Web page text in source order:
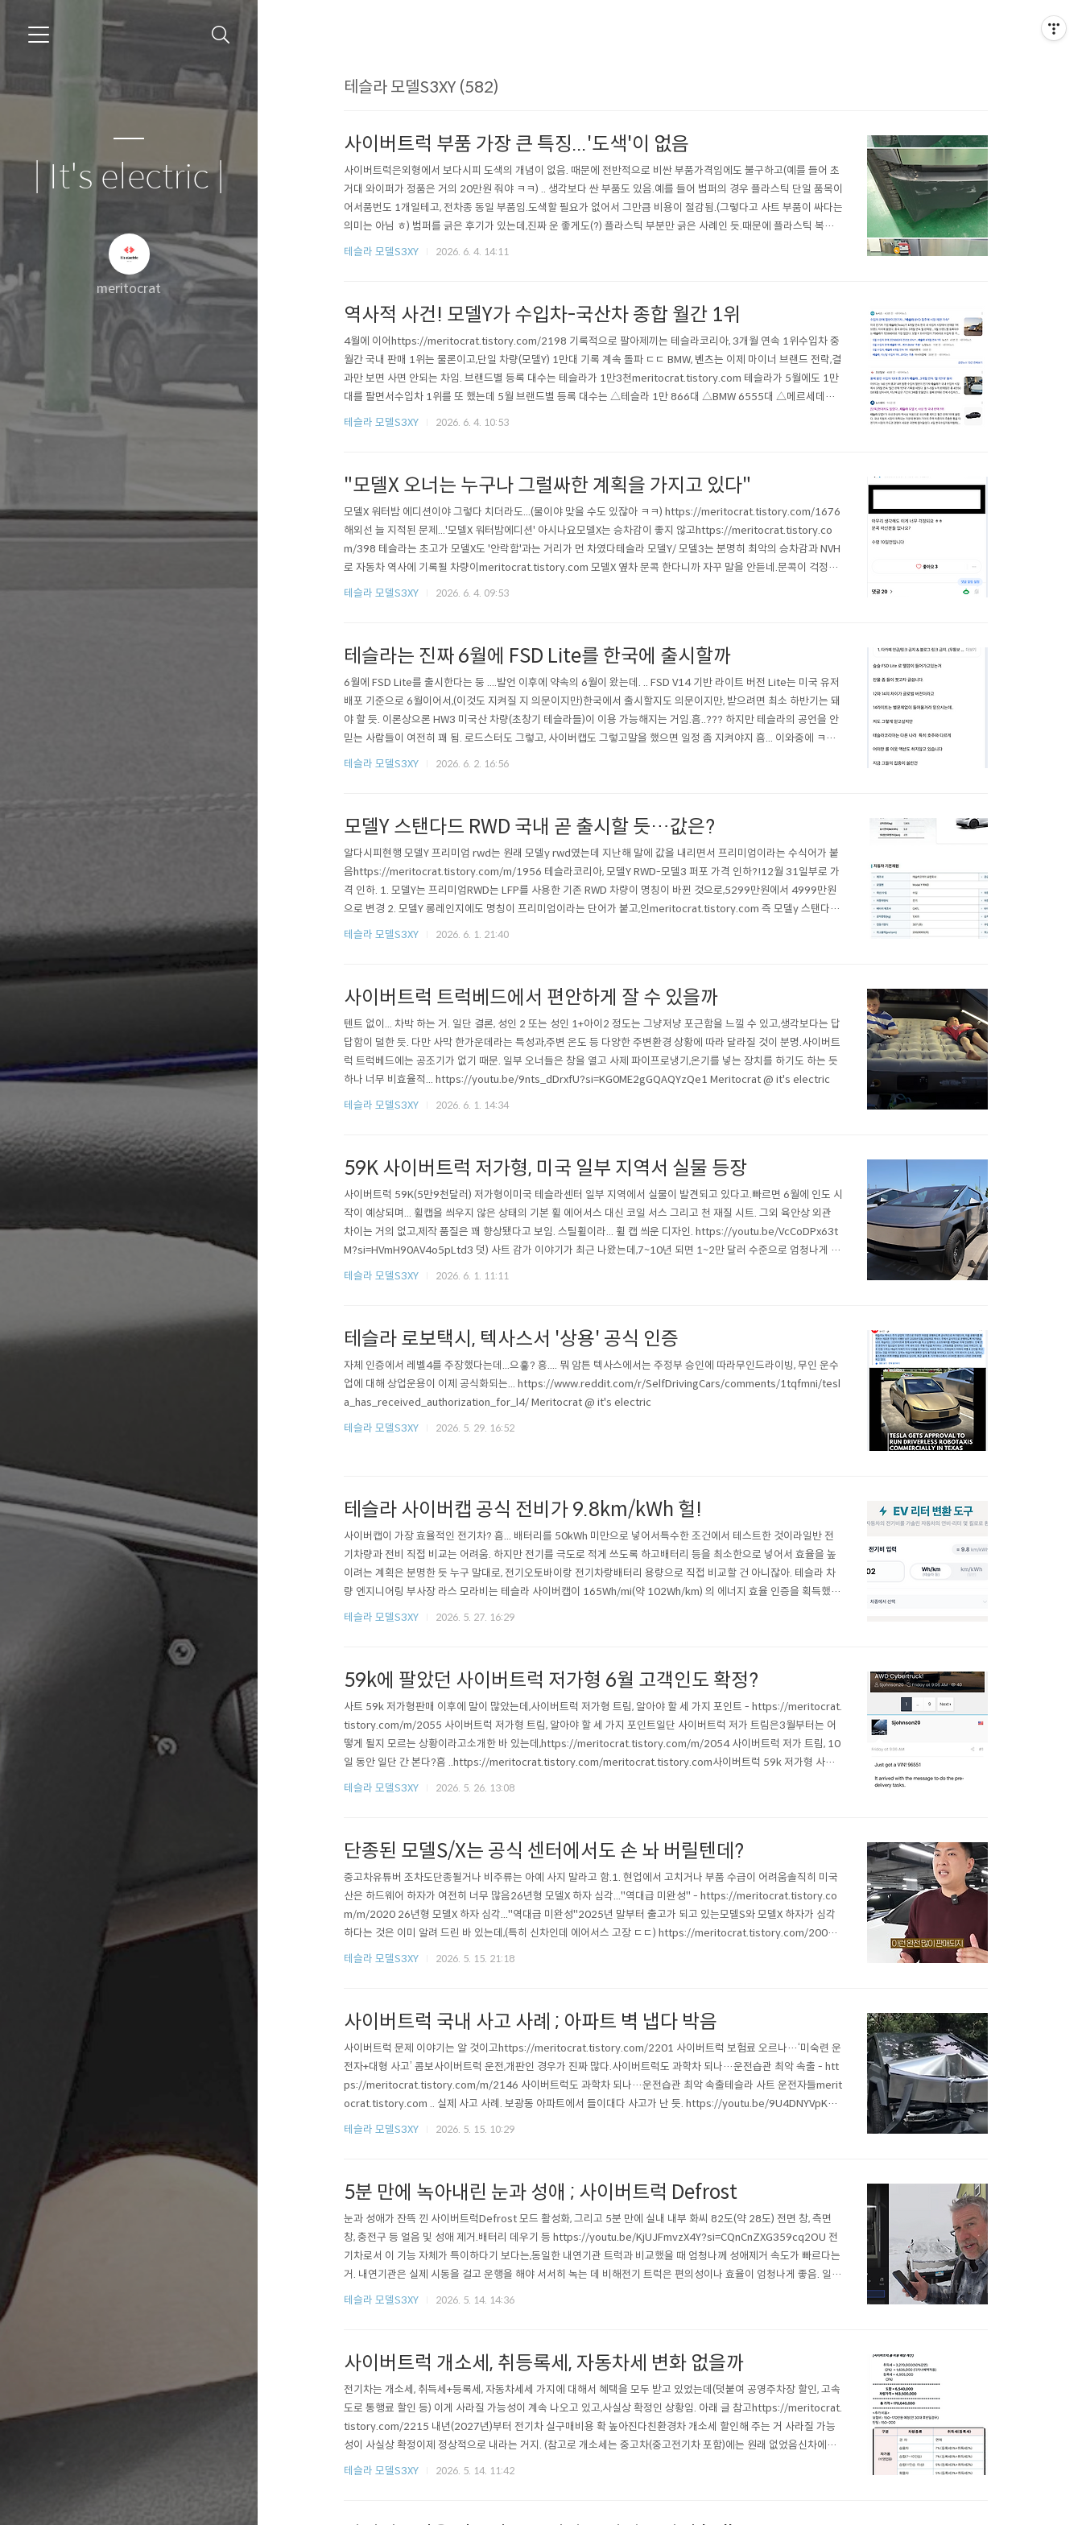
| It's electric |
meritocrat
테슬라 모델S3XY (582)
사이버트럭 부품 가장 큰 특징...'도색'이 없음
사이버트럭은외형에서 보다시피 도색의 개념이 없음. 때문에 전반적으로 비싼 부품가격임에도 불구하고(예를 들어 초
거대 와이퍼가 정품은 거의 20만원 줘야 ㅋㅋ) .. 생각보다 싼 부품도 있음.예를 들어 범퍼의 경우 플라스틱 단일 품목이
어서품번도 1개일테고, 전차종 동일 부품임.도색할 필요가 없어서 그만큼 비용이 절감됨.(그렇다고 사트 부품이 싸다는
의미는 아님 ㅎ) 범퍼를 긁은 후기가 있는데,진짜 운 좋게도(?) 플라스틱 부분만 긁은 사례인 듯.때문에 플라스틱 복원
으로 해결이 가능할 것으로 보임. 처음에는 범퍼를 교체할 생각이었던 것 같은데,비용이 진짜 ㅋㅋ https://blog.nave
테슬라 모델S3XY 2026. 6. 4. 14:11
역사적 사건! 모델Y가 수입차-국산차 종합 월간 1위
4월에 이어https://meritocrat.tistory.com/2198 기록적으로 팔아제끼는 테슬라코리아, 3개월 연속 1위수입차 중
월간 국내 판매 1위는 물론이고,단일 차량(모델Y) 1만대 기록 계속 돌파 ㄷㄷ BMW, 벤츠는 이제 마이너 브랜드 전락,결
과만 보면 사면 안되는 차임. 브랜드별 등록 대수는 테슬라가 1만3천meritocrat.tistory.com 테슬라가 5월에도 1만
대를 팔면서수입차 1위를 또 했는데 5월 브랜드별 등록 대수는 △테슬라 1만 866대 △BMW 6555대 △메르세데스-
벤츠 3553대 △아우디 1509대 △렉서스 1291대 △볼보 1058대 △BYD 1032대 △포르쉐 820대 △토요타 804
테슬라 모델S3XY 2026. 6. 4. 10:53
"모델X 오너는 누구나 그럴싸한 계획을 가지고 있다"
모델X 워터밤 에디션이야 그렇다 치더라도...(물이야 맞을 수도 있잖아 ㅋㅋ) https://meritocrat.tistory.com/1676
해외선 늘 지적된 문제...'모델X 워터밤에디션' 아시나요모델X는 승차감이 좋지 않고https://meritocrat.tistory.co
m/398 테슬라는 초고가 모델X도 '안락함'과는 거리가 먼 차였다테슬라 모델Y/ 모델3는 분명히 최악의 승차감과 NVH
로 자동차 역사에 기록될 차량이meritocrat.tistory.com 모델X 옆차 문콕 한다니까 자꾸 말을 안듣네.문콕이 걱정되
면 사면 절대 안되는 차량임.(니차 말고 남의 차를 문콕한다는 거야 ㅉㅉ)https://meritocrat.tistory.com/1028 테
테슬라 모델S3XY 2026. 6. 4. 09:53
테슬라는 진짜 6월에 FSD Lite를 한국에 출시할까
6월에 FSD Lite를 출시한다는 둥 ....발언 이후에 약속의 6월이 왔는데. .. FSD V14 기반 라이트 버전 Lite는 미국 유저
배포 기준으로 6월이어서,(이것도 지켜질 지 의문이지만)한국에서 출시할지도 의문이지만, 받으려면 최소 하반기는 돼
야 할 듯. 이론상으론 HW3 미국산 차량(초창기 테슬라들)이 이용 가능해지는 거임.흠..??? 하지만 테슬라의 공언을 안
믿는 사람들이 여전히 꽤 됨. 로드스터도 그렇고, 사이버캡도 그렇고말을 했으면 일정 좀 지켜야지 흠... 이와중에 ㅋㅋ
ㅋㅋ테잘알이네 ㅋㅋㅋ 테슬라는 원래시간 약속을 잘 지킨 적이 없음. 급한거 없음."FSD가 되고 나서" 3나 Y 신차 사
테슬라 모델S3XY 2026. 6. 2. 16:56
모델Y 스탠다드 RWD 국내 곧 출시할 듯…값은?
알다시피현행 모델Y 프리미엄 rwd는 원래 모델y rwd였는데 지난해 말에 값을 내리면서 프리미엄이라는 수식어가 붙
음https://meritocrat.tistory.com/m/1956 테슬라코리아, 모델Y RWD-모델3 퍼포 가격 인하?!12월 31일부로 가
격 인하. 1. 모델Y는 프리미엄RWD는 LFP를 사용한 기존 RWD 차량이 명칭이 바뀐 것으로,5299만원에서 4999만원
으로 변경 2. 모델Y 롱레인지에도 명칭이 프리미엄이라는 단어가 붙고,인meritocrat.tistory.com 즉 모델y 스탠다드
가 출시될 가능성이 있다는반증이었는데(모델3 스탠다드는 이미 올초에 국내 출시)인증이 최근 완료됨.그런데 예상과
테슬라 모델S3XY 2026. 6. 1. 21:40
사이버트럭 트럭베드에서 편안하게 잘 수 있을까
텐트 없이... 차박 하는 거. 일단 결론, 성인 2 또는 성인 1+아이2 정도는 그냥저냥 포근함을 느낄 수 있고,생각보다는 답
답함이 덜한 듯. 다만 사막 한가운데라는 특성과,주변 온도 등 다양한 주변환경 상황에 따라 달라질 것이 분명.사이버트
럭 트럭베드에는 공조기가 없기 때문. 일부 오너들은 창을 열고 사제 파이프로냉기,온기를 넣는 장치를 하기도 하는 듯
하나 너무 비효율적... https://youtu.be/9nts_dDrxfU?si=KG0ME2gGQAQYzQe1 Meritocrat @ it's electric
테슬라 모델S3XY
2026. 6. 1. 14:34
59K 사이버트럭 저가형, 미국 일부 지역서 실물 등장
사이버트럭 59K(5만9천달러) 저가형이미국 테슬라센터 일부 지역에서 실물이 발견되고 있다고.빠르면 6월에 인도 시
작이 예상되며... 휠캡을 씌우지 않은 상태의 기본 휠 에어서스 대신 코일 서스 그리고 천 재질 시트. 그외 육안상 외관
차이는 거의 없고,제작 품질은 꽤 향상됐다고 보임. 스틸휠이라... 휠 캡 씌운 디자인. https://youtu.be/VcCoDPx63t
M?si=HVmH90AV4o5pLtd3 덧) 사트 감가 이야기가 최근 나왔는데,7~10년 되면 1~2만 달러 수준으로 엄청나게 살
벌하게 감가될 거라는 주장인데, 뭐, 미국 내에서도 수요가 매우 제한적이라 (레알 마니아 위주 수요)얼마나 더 감가될
테슬라 모델S3XY 2026. 6. 1. 11:11
테슬라 로보택시, 텍사스서 '상용' 공식 인증
자체 인증에서 레벨4를 주장했다는데...으흫? 흥.... 뭐 암튼 텍사스에서는 주정부 승인에 따라무인드라이빙, 무인 운수
업에 대해 상업운용이 이제 공식화되는... https://www.reddit.com/r/SelfDrivingCars/comments/1tqfmni/tesl
a_has_received_authorization_for_l4/ Meritocrat @ it's electric
테슬라 모델S3XY
2026. 5. 29. 16:52
테슬라 사이버캡 공식 전비가 9.8km/kWh 헐!
사이버캡이 가장 효율적인 전기차? 흠... 배터리를 50kWh 미만으로 넣어서특수한 조건에서 테스트한 것이라일반 전
기차량과 전비 직접 비교는 어려움. 하지만 전기를 극도로 적게 쓰도록 하고배터리 등을 최소한으로 넣어서 효율을 높
이려는 계획은 분명한 듯 누구 말대로, 전기오토바이랑 전기차랑배터리 용량으로 직접 비교할 건 아니잖아. 테슬라 차
량 엔지니어링 부사장 라스 모라비는 테슬라 사이버캡이 165Wh/mi(약 102Wh/km) 의 에너지 효율 인증을 획득했다
고 발표했습니다 . 이로써 사이버캡은 역대 가장 효율적인 전기차가 되었습니다. 참고로, 이는 이미 가장 효율적인 전기
테슬라 모델S3XY 2026. 5. 27. 16:29
59k에 팔았던 사이버트럭 저가형 6월 고객인도 확정?
사트 59k 저가형판매 이후에 말이 많았는데,사이버트럭 저가형 트림, 알아야 할 세 가지 포인트 - https://meritocrat.
tistory.com/m/2055 사이버트럭 저가형 트림, 알아야 할 세 가지 포인트일단 사이버트럭 저가 트림은3월부터는 어
떻게 될지 모르는 상황이라고소개한 바 있는데,https://meritocrat.tistory.com/m/2054 사이버트럭 저가 트림, 10
일 동안 일단 간 본다?흠 ..https://meritocrat.tistory.com/meritocrat.tistory.com사이버트럭 59k 저가형 사진
이라고? 거짓말 범벅! - https://meritocrat.tistory.com/m/2207 사이버트럭 59k 저가형 사진이라고? 거짓말 범
테슬라 모델S3XY 2026. 5. 26. 13:08
단종된 모델S/X는 공식 센터에서도 손 놔 버릴텐데?
중고차유튜버 조차도단종될거나 비주류는 아예 사지 말라고 함.1. 현업에서 고치거나 부품 수급이 어려움솔직히 미국
산은 하드웨어 하자가 여전히 너무 많음26년형 모델X 하자 심각..."역대급 미완성" - https://meritocrat.tistory.co
m/m/2020 26년형 모델X 하자 심각..."역대급 미완성"2025년 말부터 출고가 되고 있는모델S와 모델X 하자가 심각
하다는 것은 이미 알려 드린 바 있는데,(특히 신차인데 에어서스 고장 ㄷㄷ) https://meritocrat.tistory.com/2000 2
026년에 모델S/모델X 충동구매는 meritocrat.tistory.com2. 앞으로 사설 센터에서 잘 취급 안하려고 함3. 테슬라
테슬라 모델S3XY 2026. 5. 15. 21:18
사이버트럭 국내 사고 사례 ; 아파트 벽 냅다 박음
사이버트럭 문제 이야기는 알 것이고https://meritocrat.tistory.com/2201 사이버트럭 보험료 오르나…‘미숙련 운
전자+대형 사고’ 콤보사이버트럭 운전,개판인 경우가 진짜 많다.사이버트럭도 과학차 되나…운전습관 최악 속출 - htt
ps://meritocrat.tistory.com/m/2146 사이버트럭도 과학차 되나…운전습관 최악 속출테슬라 사트 운전자들merit
ocrat.tistory.com .. 실제 사고 사례. 보광동 아파트에서 들이대다 사고가 난 듯. https://youtu.be/9U4DNYVpK5
Y?si=5s_EbtdfUSVMyO3e .... 사람이 다쳤거나 불이 났거나 하진 않아 다행이긴 하지만, 이 좁고 가파른 골목길에서
테슬라 모델S3XY 2026. 5. 15. 10:29
5분 만에 녹아내린 눈과 성애 ; 사이버트럭 Defrost
눈과 성애가 잔뜩 낀 사이버트럭Defrost 모드 활성화, 그리고 5분 만에 실내 내부 화씨 82도(약 28도) 전면 창, 측면
창, 충전구 등 얼음 및 성애 제거.배터리 데우기 등 https://youtu.be/KjUJFmvzX4Y?si=CQnCnZXG359cq2OU 전
기차로서 이 기능 자체가 특이하다기 보다는,동일한 내연기관 트럭과 비교했을 때 엄청나께 성애제거 속도가 빠르다는
거. 내연기관은 실제 시동을 걸고 운행을 해야 서서히 녹는 데 비해전기 트럭은 편의성이나 효율이 엄청나게 좋음. 일반
적인 전기차도 대부분 비슷한 수준일테지만트럭을 전기차로 소유할 경우 이런 장점이 있다고.특히 외부 주차가 잦을
테슬라 모델S3XY 2026. 5. 14. 14:36
사이버트럭 개소세, 취등록세, 자동차세 변화 없을까
전기차는 개소세, 취득세+등록세, 자동차세세 가지에 대해서 혜택을 모두 받고 있었는데(덧붙여 공영주차장 할인, 고속
도로 통행료 할인 등) 이게 사라질 가능성이 계속 나오고 있고,사실상 확정인 상황임. 아래 글 참고https://meritocrat.
tistory.com/2215 내년(2027년)부터 전기차 실구매비용 확 높아진다친환경차 개소세 할인해 주는 거 사라질 가능
성이 사실상 확정이제 정상적으로 내라는 거지. (참고로 개소세는 중고차(중고전기차 포함)에는 원래 없었음신차에만
해당하는 세금임) 13일 관계부meritocrat.tistory.com 그런데 사이버트럭 전기차의 경우에는 조금 다르다. 1. 개소
테슬라 모델S3XY 2026. 5. 14. 11:42